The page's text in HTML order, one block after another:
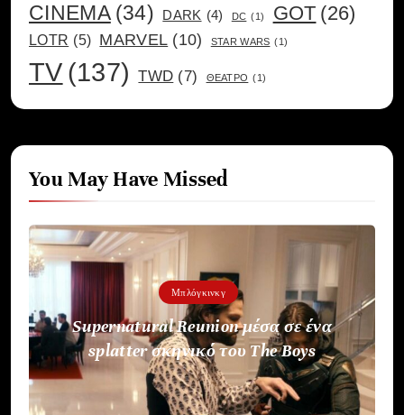
CINEMA (34) DARK (4) DC (1) GOT (26)
LOTR (5) MARVEL (10) STAR WARS (1)
TV (137) TWD (7) ΘΕΑΤΡΟ (1)
You May Have Missed
Μπλόγκινκγ
Supernatural Reunion μέσα σε ένα
splatter σκηνικό του The Boys